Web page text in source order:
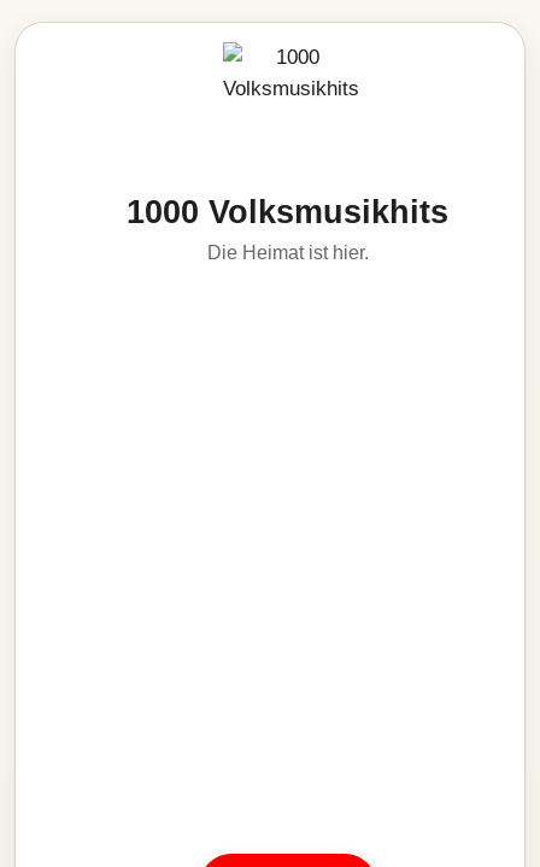
1000 Volksmusikhits
Die Heimat ist hier.